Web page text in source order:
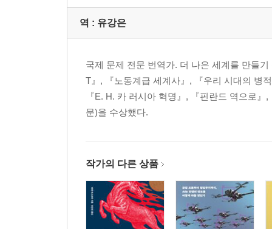
역 : 유강은
국제 문제 전문 번역가. 더 나은 세계를 만들
T』, 『노동계급 세계사』, 『우리 시대의 병
『E. H. 카 러시아 혁명』, 『핀란드 역으로
문)을 수상했다.
작가의 다른 상품